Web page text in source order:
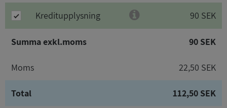
Kreditupplysning 90 SEK
Summa exkl.moms 90 SEK
Moms 22,50 SEK
Total 112,50 SEK